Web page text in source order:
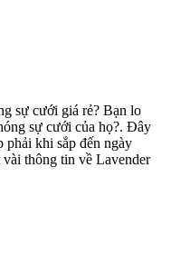
sự cưới giá rẻ? Bạn lo
sự cưới của họ?. Đây
phải khi sắp đến ngày
thông tin về Lavender